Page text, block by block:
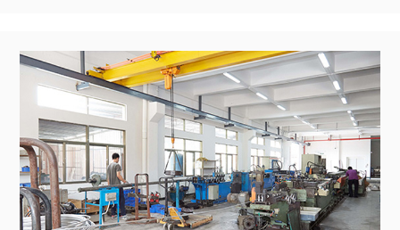
18年专注生产各种不锈钢、锰钢、钛等金属拉枝料异型（形）线
材，生产速度快，供货周期短。
核心技术骨干拥有十几年的表面处理技术经验，技术储备先进，
产品质量优良，交货周期稳定。